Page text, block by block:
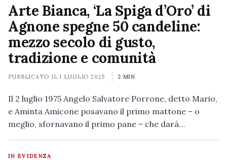
Arte Bianca, ‘La Spiga d’Oro’ di
Agnone spegne 50 candeline:
mezzo secolo di gusto,
tradizione e comunità
PUBBLICATO IL1 LUGLIO 2025 2 MIN
Il 2 luglio 1975 Angelo Salvatore Porrone, detto Mario,
e Aminta Amicone posavano il primo mattone – o
meglio, sfornavano il primo pane – che darà…
IN EVIDENZA